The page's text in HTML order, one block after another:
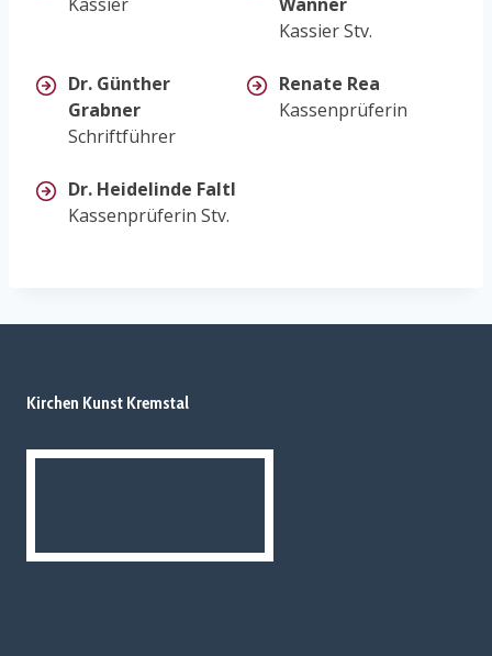
Kassier Stv.
Dr. Günther
Grabner
Schriftführer
Renate Rea
Kassenprüferin
Dr. Heidelinde Faltl
Kassenprüferin Stv.
Kirchen Kunst Kremstal